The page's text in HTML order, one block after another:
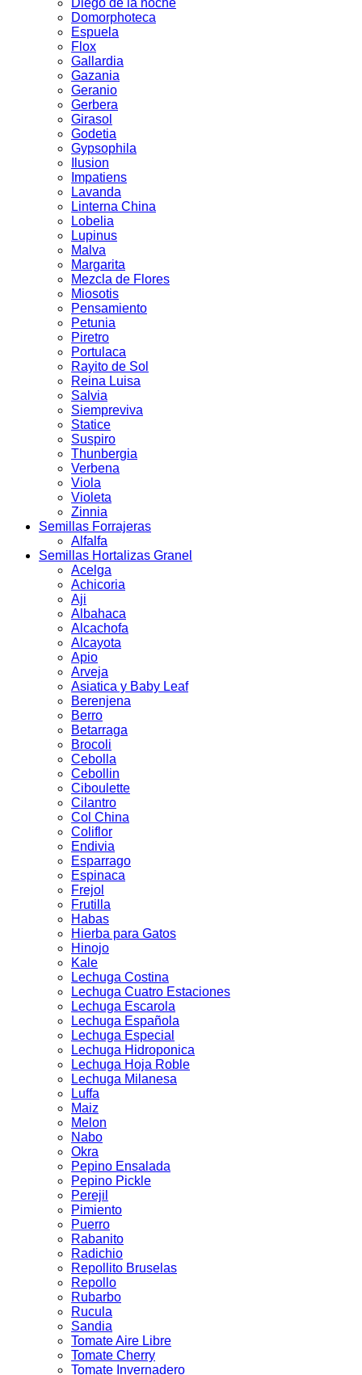
Domorphoteca
Espuela
Flox
Gallardia
Gazania
Geranio
Gerbera
Girasol
Godetia
Gypsophila
Ilusion
Impatiens
Lavanda
Linterna China
Lobelia
Lupinus
Malva
Margarita
Mezcla de Flores
Miosotis
Pensamiento
Petunia
Piretro
Portulaca
Rayito de Sol
Reina Luisa
Salvia
Siempreviva
Statice
Suspiro
Thunbergia
Verbena
Viola
Violeta
Zinnia
Semillas Forrajeras
Alfalfa
Semillas Hortalizas Granel
Acelga
Achicoria
Aji
Albahaca
Alcachofa
Alcayota
Apio
Arveja
Asiatica y Baby Leaf
Berenjena
Berro
Betarraga
Brocoli
Cebolla
Cebollin
Ciboulette
Cilantro
Col China
Coliflor
Endivia
Esparrago
Espinaca
Frejol
Frutilla
Habas
Hierba para Gatos
Hinojo
Kale
Lechuga Costina
Lechuga Cuatro Estaciones
Lechuga Escarola
Lechuga Española
Lechuga Especial
Lechuga Hidroponica
Lechuga Hoja Roble
Lechuga Milanesa
Luffa
Maiz
Melon
Nabo
Okra
Pepino Ensalada
Pepino Pickle
Perejil
Pimiento
Puerro
Rabanito
Radichio
Repollito Bruselas
Repollo
Rubarbo
Rucula
Sandia
Tomate Aire Libre
Tomate Cherry
Tomate Invernadero